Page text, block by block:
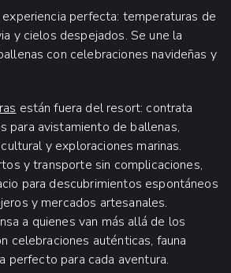
perfecta: temperaturas de
y cielos despejados. Se une la
con celebraciones navideñas y
están fuera del resort: contrata
para avistamiento de ballenas,
y exploraciones marinas.
y transporte sin complicaciones,
para descubrimientos espontáneos
y mercados artesanales.
a quienes van más allá de los
celebraciones auténticas, fauna
perfecto para cada aventura.